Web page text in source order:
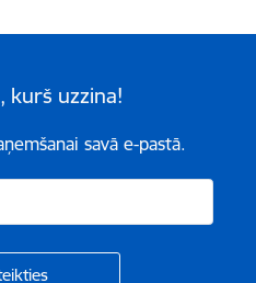
kurš uzzina!
savā e-pastā.